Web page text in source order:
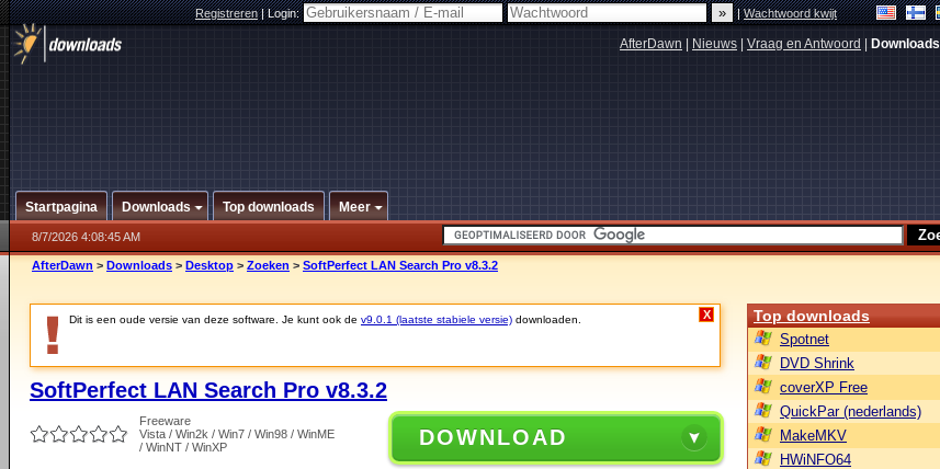
Registreren|Login: |Wachtwoord kwijt
AfterDawn Nieuws Vraag en Antwoord Downloads
Startpagina Downloads Top downloads Meer
8/7/2026 4:08:45 AM
AfterDawn > Downloads > Desktop > Zoeken > SoftPerfect LAN Search Pro v8.3.2
Dit is een oude versie van deze software. Je kunt ook de v9.0.1 (laatste stabiele versie) downloaden. X
SoftPerfect LAN Search Pro v8.3.2
Freeware
Vista / Win2k / Win7 / Win98 / WinME
/ WinNT / WinXP
DOWNLOAD
Top downloads
Spotnet
DVD Shrink
coverXP Free
QuickPar (nederlands)
MakeMKV
HWiNFO64